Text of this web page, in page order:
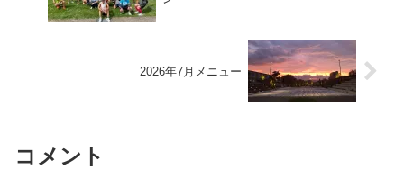
2026年7月メニュー
コメント